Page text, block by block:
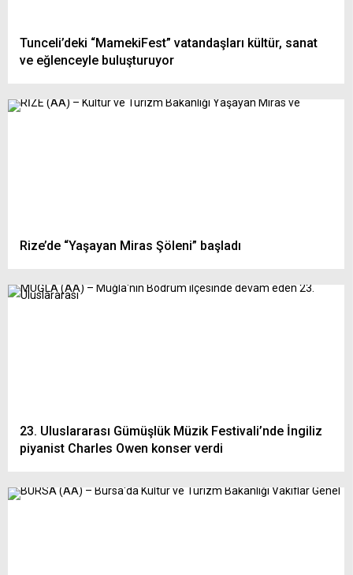
Tunceli’deki “MamekiFest” vatandaşları kültür, sanat
ve eğlenceyle buluşturuyor
Rize’de “Yaşayan Miras Şöleni” başladı
23. Uluslararası Gümüşlük Müzik Festivali’nde İngiliz
piyanist Charles Owen konser verdi